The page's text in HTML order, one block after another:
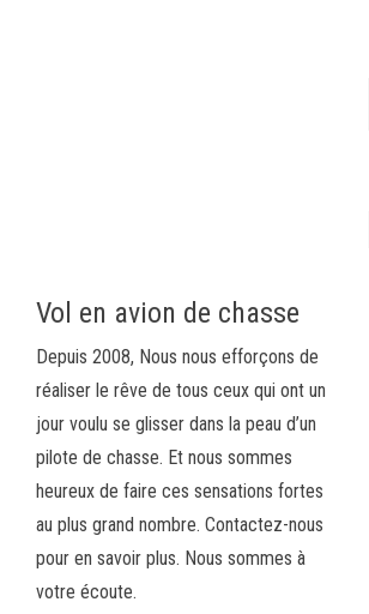
Vol en avion de chasse
Depuis 2008, Nous nous efforçons de
réaliser le rêve de tous ceux qui ont un
jour voulu se glisser dans la peau d’un
pilote de chasse. Et nous sommes
heureux de faire ces sensations fortes
au plus grand nombre. Contactez-nous
pour en savoir plus. Nous sommes à
votre écoute.